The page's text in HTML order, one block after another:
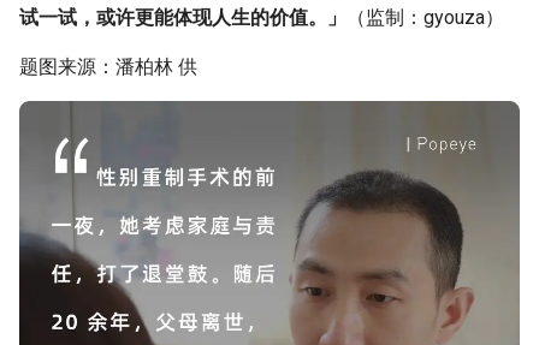
试一试，或许更能体现人生的价值。」
（监制：gyouza）
题图来源：潘柏林 供